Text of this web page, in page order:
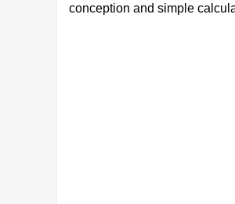
conception and simple